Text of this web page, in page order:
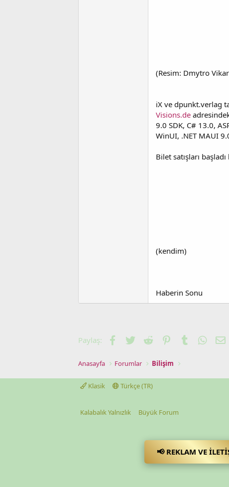
(Resim: Dmytro
iX ve dpunkt.verlag
Visions.de
9.0 SDK, C# 13.0,
WinUI, .NET MAUI
Bilet satışları
(kendim)
Haberin Sonu
Paylaş: Facebook
Twitter Reddit PinterestTumblr
Anasayfa Forumlar Bilişim
Klasik Türkçe (TR)
Kalabalık Yalnızlık Büyük Forum
📢 REKLAM VE